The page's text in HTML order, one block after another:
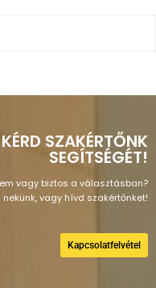
KÉRD SZAKÉRTŐNK
SEGÍTSÉGÉT!
vagy biztos a választásban?
nekünk, vagy hívd szakértőnket!
Kapcsolatfelvétel